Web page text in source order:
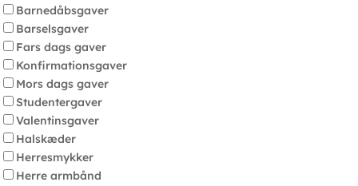
Barnedåbsgaver
Barselsgaver
Fars dags gaver
Konfirmationsgaver
Mors dags gaver
Studentergaver
Valentinsgaver
Halskæder
Herresmykker
Herre armbånd